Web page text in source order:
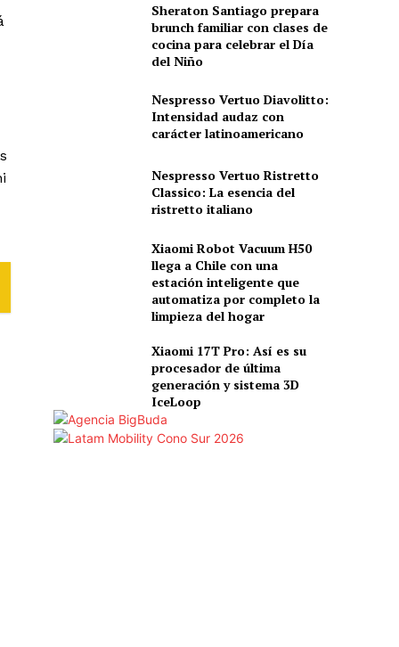
Sheraton Santiago prepara
brunch familiar con clases de
cocina para celebrar el Día
del Niño
Nespresso Vertuo Diavolitto:
Intensidad audaz con
carácter latinoamericano
Nespresso Vertuo Ristretto
Classico: La esencia del
ristretto italiano
Xiaomi Robot Vacuum H50
llega a Chile con una
estación inteligente que
automatiza por completo la
limpieza del hogar
Xiaomi 17T Pro: Así es su
procesador de última
generación y sistema 3D
IceLoop